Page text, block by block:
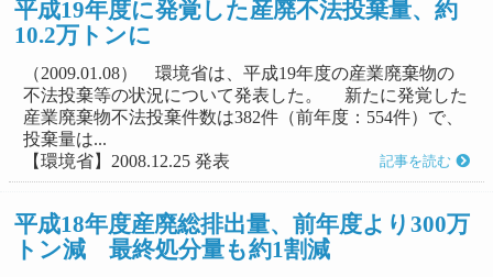
平成19年度に発覚した産廃不法投棄量、約
10.2万トンに
（2009.01.08） 環境省は、平成19年度の産業廃棄物の
不法投棄等の状況について発表した。 新たに発覚した
産業廃棄物不法投棄件数は382件（前年度：554件）で、
投棄量は...
【環境省】2008.12.25 発表
記事を読む
平成18年度産廃総排出量、前年度より300万
トン減 最終処分量も約1割減